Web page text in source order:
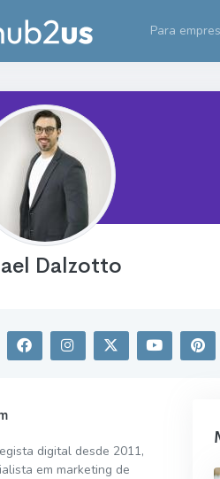
Para
Dalzotto
digital desde 2011,
em marketing de